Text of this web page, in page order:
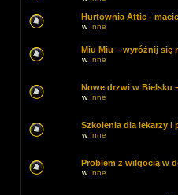
Hurtownia Attic -
w Inne
Miu Miu – wyróżnij się
w Inne
Nowe drzwi w Bielsku
w Inne
Szkolenia dla lekarzy i
w Inne
Problem z wilgocią w
w Inne